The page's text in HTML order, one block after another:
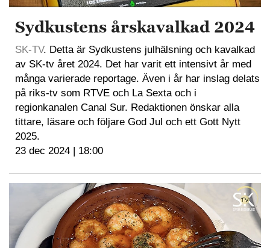
Sydkustens årskavalkad 2024
SK-TV. Detta är Sydkustens julhälsning och kavalkad
av SK-tv året 2024. Det har varit ett intensivt år med
många varierade reportage. Även i år har inslag delats
på riks-tv som RTVE och La Sexta och i
regionkanalen Canal Sur. Redaktionen önskar alla
tittare, läsare och följare God Jul och ett Gott Nytt
2025.
23 dec 2024 | 18:00